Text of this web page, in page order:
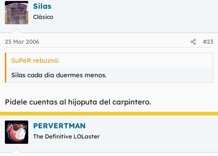
Silas
Clásico
25 Mar 2006 #23
SuPeR rebuznó:
Silas cada dia duermes menos.
Pidele cuentas al hijoputa del carpintero.
PERVERTMAN
The Definitive LOLaster